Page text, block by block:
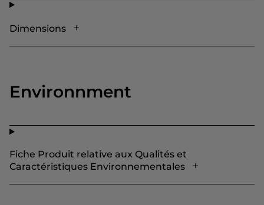
Dimensions
Environnment
Fiche Produit relative aux Qualités et
Caractéristiques Environnementales